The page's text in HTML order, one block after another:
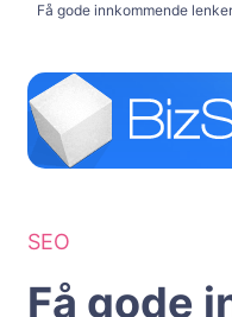
Få gode innkommende
SEO
Få gode